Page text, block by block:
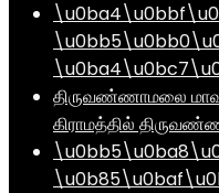
திருவண்ணாமலை
கிராமத்தில்